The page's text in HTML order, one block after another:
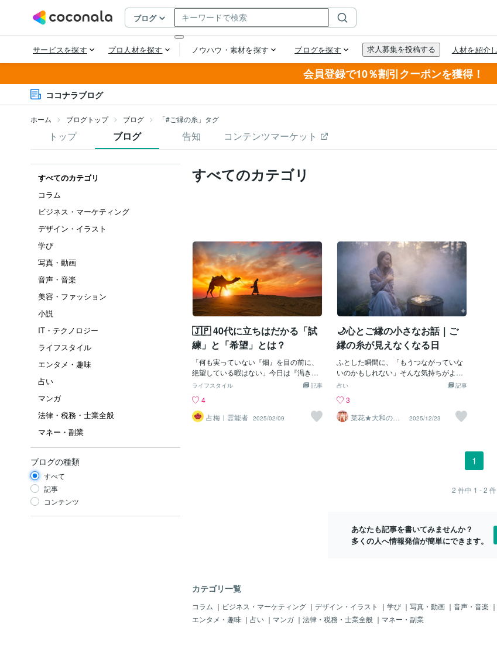
会員登録で10％割引クーポンを獲得！
ココナラブログ
ホーム ブログトップ ブログ 「#ご縁の糸」タグ
トップ ブログ 告知 コンテンツマーケット
すべてのカテゴリ
コラム
ビジネス・マーケティング
デザイン・イラスト
学び
写真・動画
音声・音楽
美容・ファッション
小説
IT・テクノロジー
ライフスタイル
エンタメ・趣味
占い
マンガ
法律・税務・士業全般
マネー・副業
ブログの種類
すべて
記事
コンテンツ
すべてのカテゴリ
🇯🇵 40代に立ちはだかる「試
練」と「希望」とは？
「何も実っていない『畑』を目の前に、
絶望している暇はない」今日は『渇きの
正体』鑑定でご贈呈している、霊界から
マ」について、少々ご紹介をば。ちなみ
に、他の世代（20代から70代以降まで）
の抜粋は、下記の記事でもご覧いただけ
局、四十代にもなると…（以下、略）も
ちろん、個人によって置かれている状
況、持って生まれた素質、何もかもが違
いますから、個別鑑定をすれば別のテー
マや課題が浮かび上がってくるでしょ
記事
ライフスタイル
4
占梅｜霊能者 2025/02/09
🌙心とご縁の小さなお話｜ご
縁の糸が見えなくなる日
ふとした瞬間に、「もうつながっていな
いのかもしれない」そんな気持ちがよぎ
る日があります。連絡が途切れたとき。
以前は感じていた確かさが、どこかへ消
えてしまったように思えるとき。鑑定の
中でも、「ご縁の糸が見えなくなってし
ません。特に、感情が揺れているときほ
だ霧がかかっているだけなのかもしれま
せん。スピリチュアルな視点では、ご縁
ご縁の形が変わることもあります。近づ
くこともあれば、別の形で続いていくこ
ともある。どちらであっても、そこには
記事
占い
3
菜花★大和の神
縁つなぎ・ご縁
2025/12/23
1
2 件中 1 - 2 件
あなたも記事を書いてみませんか？
多くの人へ情報発信が簡単にできます。
カテゴリ一覧
コラム ｜ ビジネス・マーケティング ｜ デザイン・イラスト ｜ 学び ｜ 写真・動画 ｜ 音声・音楽 ｜
エンタメ・趣味 ｜ 占い ｜ マンガ ｜ 法律・税務・士業全般 ｜ マネー・副業